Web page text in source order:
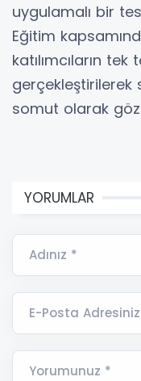
uygulamalı bir
Eğitim
katılımcıların
gerçekleştirilerek
somut olarak
YORUMLAR
Adınız *
E-Posta
Yorumunuz *